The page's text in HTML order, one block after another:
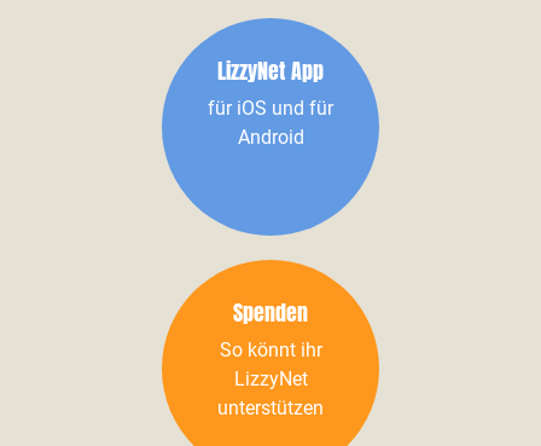
LizzyNet App
für iOS und für
Android
Spenden
So könnt ihr
LizzyNet
unterstützen